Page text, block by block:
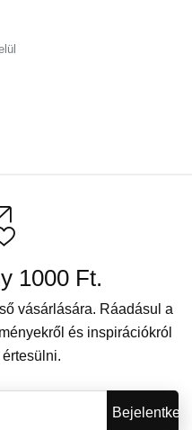
1000 Ft.
vásárlására. Ráadásul a
és inspirációkról